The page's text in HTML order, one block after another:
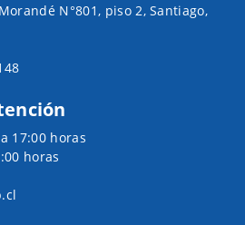
N°801, piso 2, Santiago,
17:00 horas
horas